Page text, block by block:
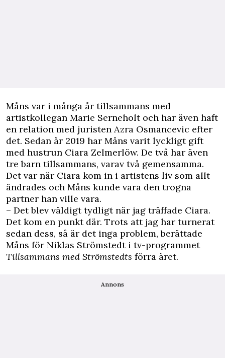
Måns var i många år tillsammans med
artistkollegan Marie Serneholt och har även haft
en relation med juristen Azra Osmancevic efter
det. Sedan år 2019 har Måns varit lyckligt gift
med hustrun Ciara Zelmerlöw. De två har även
tre barn tillsammans, varav två gemensamma.
Det var när Ciara kom in i artistens liv som allt
ändrades och Måns kunde vara den trogna
partner han ville vara.
– Det blev väldigt tydligt när jag träffade Ciara.
Det kom en punkt där. Trots att jag har turnerat
sedan dess, så är det inga problem, berättade
Måns för Niklas Strömstedt i tv-programmet
Tillsammans med Strömstedts förra året.
Annons